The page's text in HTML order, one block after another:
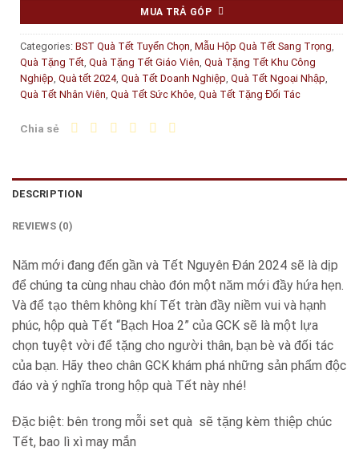
MUA TRẢ GÓP
Categories: BST Quà Tết Tuyển Chọn Mẫu Hộp Quà Tết Sang Trọng
Quà Tặng Tết, Quà Tặng Tết Giáo Viên Quà Tặng Tết Khu Công
Nghiệp Quà tết 2024, Quà Tết Doanh Nghiệp Quà Tết Ngoại Nhập
Quà Tết Nhân Viên Quà Tết Sức Khỏe, Quà Tết Tặng Đối Tác
Chia sẻ
DESCRIPTION
REVIEWS (0)
Năm mới đang đến gần và Tết Nguyên Đán 2024 sẽ là dịp
để chúng ta cùng nhau chào đón một năm mới đầy hứa hẹn.
Và để tạo thêm không khí Tết tràn đầy niềm vui và hạnh
phúc, hộp quà Tết “Bạch Hoa 2” của GCK sẽ là một lựa
chọn tuyệt vời để tặng cho người thân, bạn bè và đối tác
của bạn. Hãy theo chân GCK khám phá những sản phẩm độc
đáo và ý nghĩa trong hộp quà Tết này nhé!
Đặc biệt: bên trong mỗi set quà sẽ tặng kèm thiệp chúc
Tết, bao lì xì may mắn